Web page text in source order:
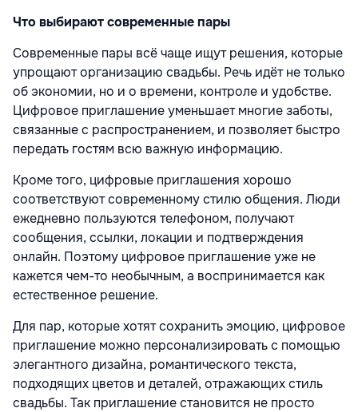
Что выбирают современные пары
Современные пары всё чаще ищут решения, которые
упрощают организацию свадьбы. Речь идёт не только
об экономии, но и о времени, контроле и удобстве.
Цифровое приглашение уменьшает многие заботы,
связанные с распространением, и позволяет быстро
передать гостям всю важную информацию.
Кроме того, цифровые приглашения хорошо
соответствуют современному стилю общения. Люди
ежедневно пользуются телефоном, получают
сообщения, ссылки, локации и подтверждения
онлайн. Поэтому цифровое приглашение уже не
кажется чем-то необычным, а воспринимается как
естественное решение.
Для пар, которые хотят сохранить эмоцию, цифровое
приглашение можно персонализировать с помощью
элегантного дизайна, романтического текста,
подходящих цветов и деталей, отражающих стиль
свадьбы. Так приглашение становится не просто